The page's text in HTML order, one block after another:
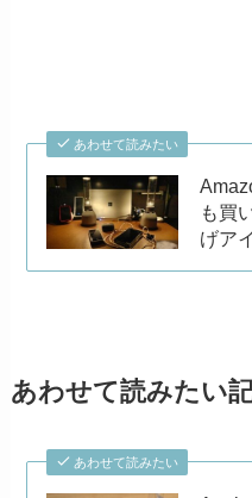
あわせて読みたい
も買
げア
あわせて読みたい
あわせて読みたい